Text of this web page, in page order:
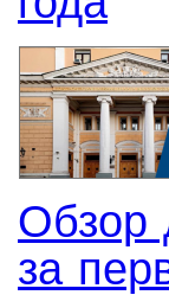
Обзор
за